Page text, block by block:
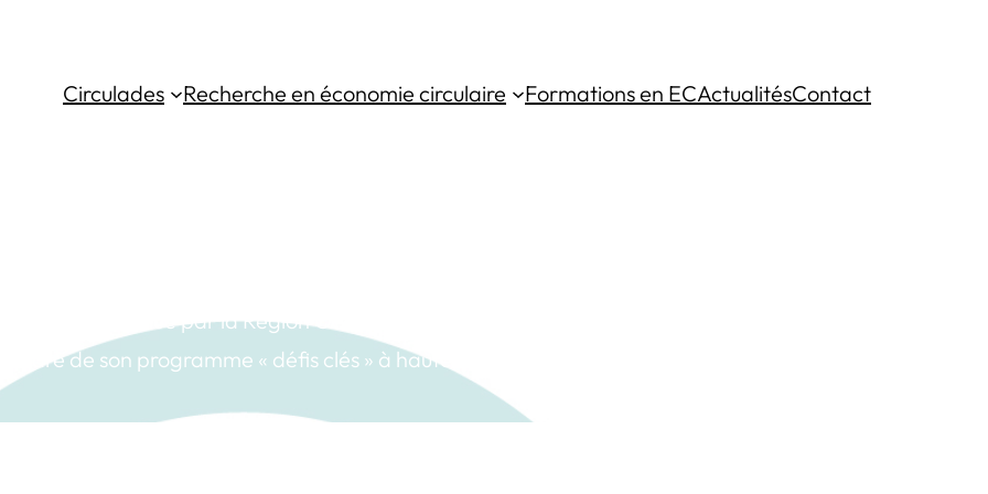
Circulades Recherche en économie circulaire Formations en ECActualitésContact
est soutenue par la Région Occitanie Pyrénées -Méditerranée
cadre de son programme « défis clés » à hauteur de 2M€.